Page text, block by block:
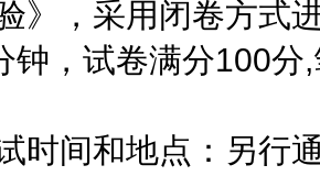
》，采用闭卷方式
钟，试卷满分100
间和地点：另行通